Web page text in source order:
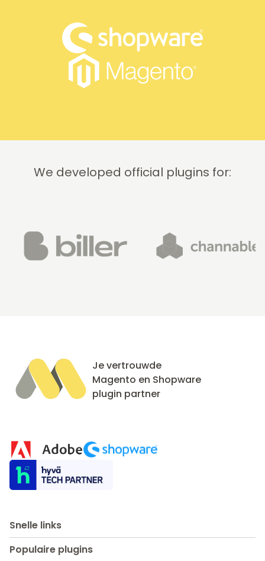
We developed official plugins for:
Je vertrouwde
Magento en Shopware
plugin partner
Snelle links
Populaire plugins